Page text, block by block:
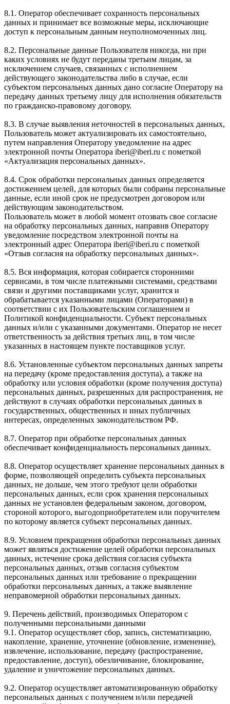
8.1. Оператор обеспечивает сохранность персональных
данных и принимает все возможные меры, исключающие
доступ к персональным данным неуполномоченных лиц.
8.2. Персональные данные Пользователя никогда, ни при
каких условиях не будут переданы третьим лицам, за
исключением случаев, связанных с исполнением
действующего законодательства либо в случае, если
субъектом персональных данных дано согласие Оператору на
передачу данных третьему лицу для исполнения обязательств
по гражданско-правовому договору.
8.3. В случае выявления неточностей в персональных данных,
Пользователь может актуализировать их самостоятельно,
путем направления Оператору уведомление на адрес
электронной почты Оператора iberi@iberi.ru с пометкой
«Актуализация персональных данных».
8.4. Срок обработки персональных данных определяется
достижением целей, для которых были собраны персональные
данные, если иной срок не предусмотрен договором или
действующим законодательством.
Пользователь может в любой момент отозвать свое согласие
на обработку персональных данных, направив Оператору
уведомление посредством электронной почты на
электронный адрес Оператора iberi@iberi.ru с пометкой
«Отзыв согласия на обработку персональных данных».
8.5. Вся информация, которая собирается сторонними
сервисами, в том числе платежными системами, средствами
связи и другими поставщиками услуг, хранится и
обрабатывается указанными лицами (Операторами) в
соответствии с их Пользовательским соглашением и
Политикой конфиденциальности. Субъект персональных
данных и/или с указанными документами. Оператор не несет
ответственность за действия третьих лиц, в том числе
указанных в настоящем пункте поставщиков услуг.
8.6. Установленные субъектом персональных данных запреты
на передачу (кроме предоставления доступа), а также на
обработку или условия обработки (кроме получения доступа)
персональных данных, разрешенных для распространения, не
действуют в случаях обработки персональных данных в
государственных, общественных и иных публичных
интересах, определенных законодательством РФ.
8.7. Оператор при обработке персональных данных
обеспечивает конфиденциальность персональных данных.
8.8. Оператор осуществляет хранение персональных данных в
форме, позволяющей определить субъекта персональных
данных, не дольше, чем этого требуют цели обработки
персональных данных, если срок хранения персональных
данных не установлен федеральным законом, договором,
стороной которого, выгодоприобретателем или поручителем
по которому является субъект персональных данных.
8.9. Условием прекращения обработки персональных данных
может являться достижение целей обработки персональных
данных, истечение срока действия согласия субъекта
персональных данных, отзыв согласия субъектом
персональных данных или требование о прекращении
обработки персональных данных, а также выявление
неправомерной обработки персональных данных.
9. Перечень действий, производимых Оператором с
полученными персональными данными
9.1. Оператор осуществляет сбор, запись, систематизацию,
накопление, хранение, уточнение (обновление, изменение),
извлечение, использование, передачу (распространение,
предоставление, доступ), обезличивание, блокирование,
удаление и уничтожение персональных данных.
9.2. Оператор осуществляет автоматизированную обработку
персональных данных с получением и/или передачей